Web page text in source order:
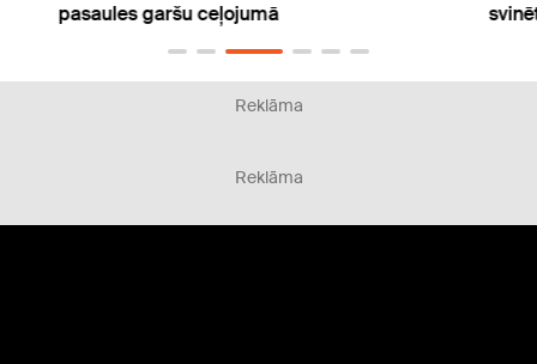
pasaules garšu ceļojumā
Reklāma
Reklāma